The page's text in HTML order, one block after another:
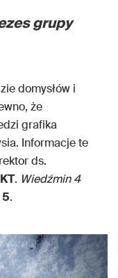
grupy
domysłów i
że
grafika
Informacje te
ds.
. Wiedźmin 4
.